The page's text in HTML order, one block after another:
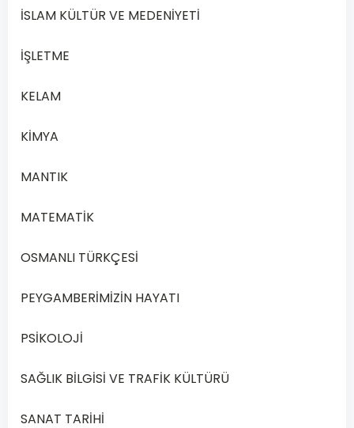
Başarıya
Açık
Oku
İSLAM KÜLTÜR VE MEDENİYETİ
İŞLETME
KELAM
KİMYA
MANTIK
MATEMATİK
OSMANLI TÜRKÇESİ
PEYGAMBERİMİZİN HAYATI
PSİKOLOJİ
SAĞLIK BİLGİSİ VE TRAFİK KÜLTÜRÜ
SANAT TARİHİ